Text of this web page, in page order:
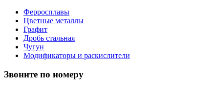
Ферросплавы
Цветные металлы
Графит
Дробь стальная
Чугун
Модификаторы и раскислители
Звоните по номеру